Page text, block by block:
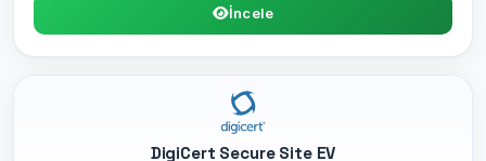
İncele
DigiCert Secure Site EV